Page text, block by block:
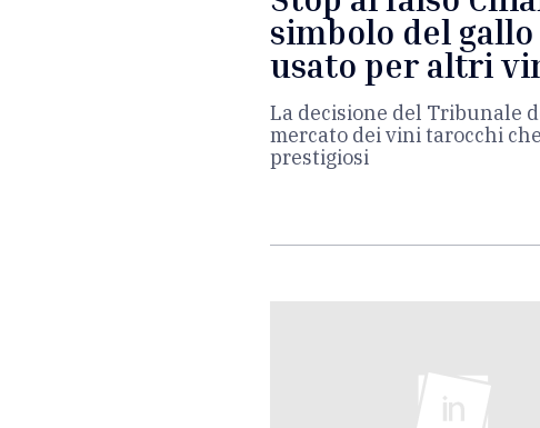
simbolo del
usato per altri
La decisione del Tribunale
mercato dei vini tarocchi
prestigiosi